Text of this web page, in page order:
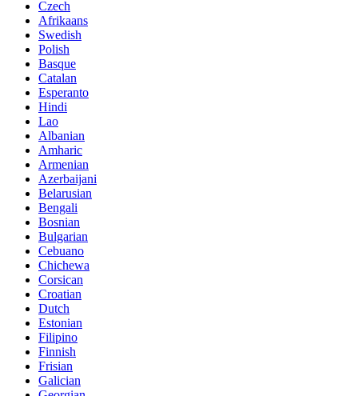
Czech
Afrikaans
Swedish
Polish
Basque
Catalan
Esperanto
Hindi
Lao
Albanian
Amharic
Armenian
Azerbaijani
Belarusian
Bengali
Bosnian
Bulgarian
Cebuano
Chichewa
Corsican
Croatian
Dutch
Estonian
Filipino
Finnish
Frisian
Galician